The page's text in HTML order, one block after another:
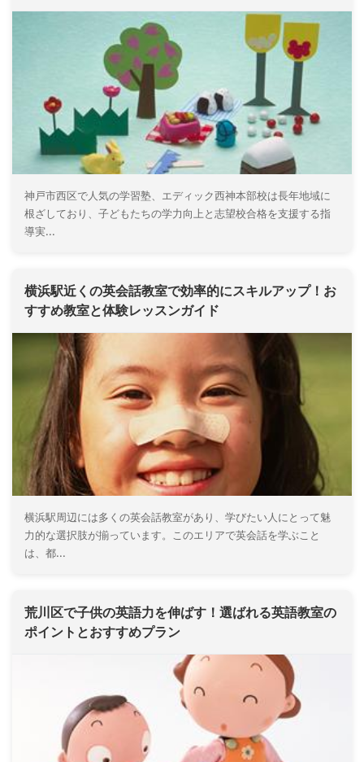
神戸市西区で人気の学習塾、エディック西神本部校は長年地域に
根ざしており、子どもたちの学力向上と志望校合格を支援する指
導実...
横浜駅近くの英会話教室で効率的にスキルアップ！お
すすめ教室と体験レッスンガイド
横浜駅周辺には多くの英会話教室があり、学びたい人にとって魅
力的な選択肢が揃っています。このエリアで英会話を学ぶこと
は、都...
荒川区で子供の英語力を伸ばす！選ばれる英語教室の
ポイントとおすすめプラン